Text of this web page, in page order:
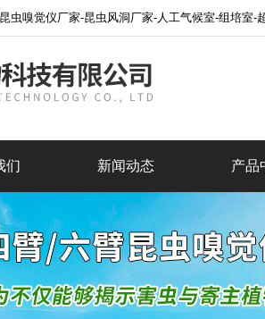
人工气候室-组培室-超纯水机-实验室污水处理设备-超声波细胞破碎仪-制冷设备-低温恒
们 新闻动态 产品